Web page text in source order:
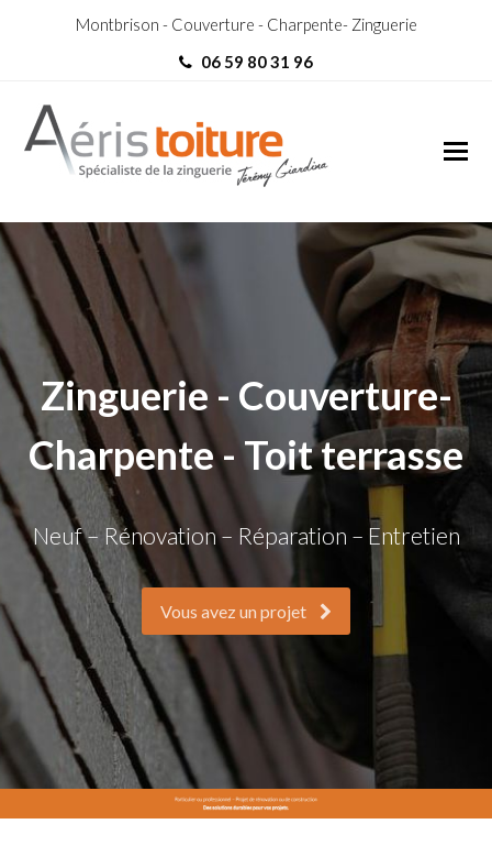
Montbrison - Couverture - Charpente- Zinguerie
06 59 80 31 96
Charpentier Lentigny
Zinguerie - Couverture-
Charpente - Toit terrasse
Neuf – Rénovation – Réparation – Entretien
Vous avez un projet